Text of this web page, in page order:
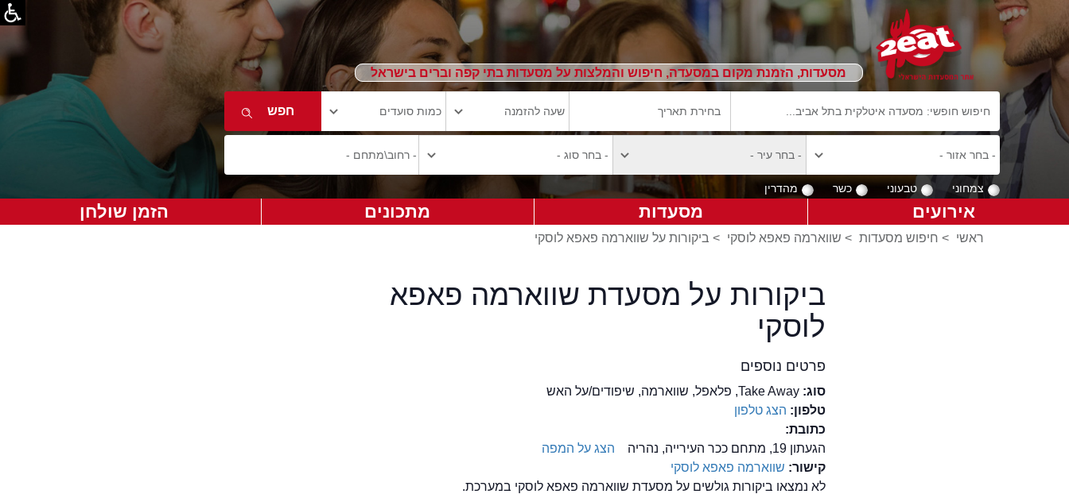
מסעדות, הזמנת מקום במסעדה, חיפוש והמלצות על מסעדות בתי קפה וברים בישראל
צמחוני טבעוני כשר מהדרין
אירועים מסעדות מתכונים הזמן שולחן
ראשי > חיפוש מסעדות > שווארמה פאפא לוסקי > ביקורות על שווארמה פאפא לוסקי
ביקורות על מסעדת שווארמה פאפא
לוסקי
פרטים נוספים
סוג:Take Away, פלאפל, שווארמה, שיפודים/על האש
טלפון: הצג טלפון
כתובת:
הגעתון 19, מתחם ככר העירייה, נהריה
הצג על המפה
קישור: שווארמה פאפא לוסקי
לא נמצאו ביקורות גולשים על מסעדת שווארמה פאפא לוסקי במערכת.